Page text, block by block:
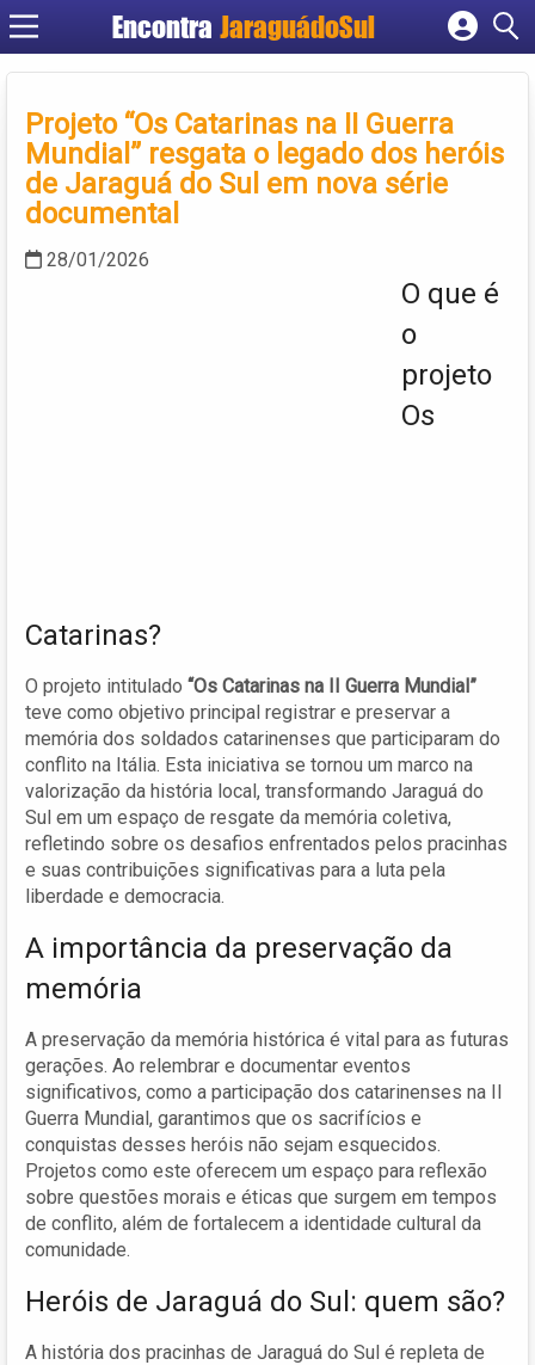
Encontra JaraguádoSul
Cadastrar empresa
Criar conta
Projeto “Os Catarinas na II Guerra
Mundial” resgata o legado dos heróis
de Jaraguá do Sul em nova série
documental
28/01/2026
O que é
o
projeto
Os
Catarinas?
O projeto intitulado “Os Catarinas na II Guerra Mundial”
teve como objetivo principal registrar e preservar a
memória dos soldados catarinenses que participaram do
conflito na Itália. Esta iniciativa se tornou um marco na
valorização da história local, transformando Jaraguá do
Sul em um espaço de resgate da memória coletiva,
refletindo sobre os desafios enfrentados pelos pracinhas
e suas contribuições significativas para a luta pela
liberdade e democracia.
A importância da preservação da
memória
A preservação da memória histórica é vital para as futuras
gerações. Ao relembrar e documentar eventos
significativos, como a participação dos catarinenses na II
Guerra Mundial, garantimos que os sacrifícios e
conquistas desses heróis não sejam esquecidos.
Projetos como este oferecem um espaço para reflexão
sobre questões morais e éticas que surgem em tempos
de conflito, além de fortalecem a identidade cultural da
comunidade.
Heróis de Jaraguá do Sul: quem são?
A história dos pracinhas de Jaraguá do Sul é repleta de